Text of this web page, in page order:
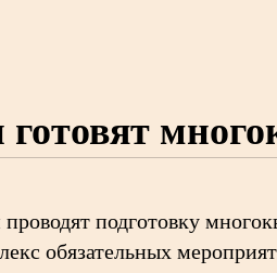
подготовку
обязательных